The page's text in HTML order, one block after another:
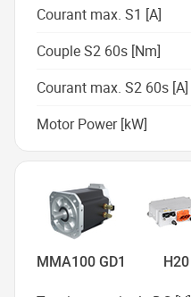
Courant max. S1 [A]
Couple S2 60s [Nm]
Courant max. S2 60s [A]
Motor Power [kW]
MMA100 GD1 H20